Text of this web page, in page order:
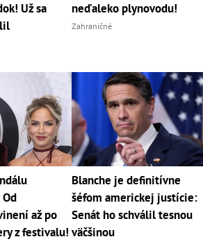
Už sa
neďaleko plynovodu!
Zahraničné
až po
z festivalu!
Blanche je definitívne
šéfom americkej justície:
Senát ho schválil tesnou
väčšinou